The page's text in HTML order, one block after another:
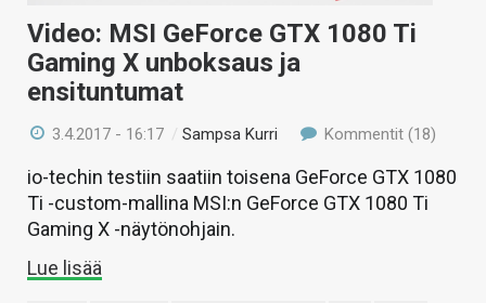
HAKU
Video: MSI GeForce GTX 1080 Ti
Gaming X unboksaus ja
ensituntumat
3.4.2017 - 16:17 /Sampsa Kurri Kommentit (18)
io-techin testiin saatiin toisena GeForce GTX 1080
Ti -custom-mallina MSI:n GeForce GTX 1080 Ti
Gaming X -näytönohjain.
Lue lisää